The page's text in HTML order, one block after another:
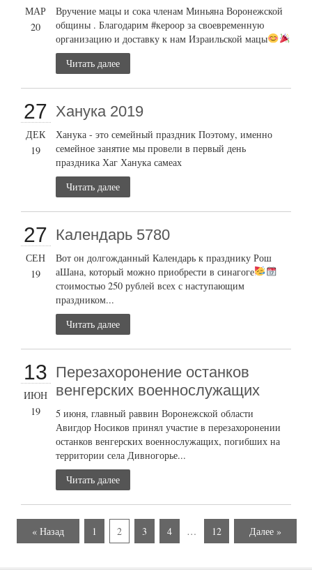
МАР
20
Вручение мацы и сока членам Миньяна Воронежской
общины . Благодарим #кероор за своевременную
организацию и доставку к нам Израильской мацы
Читать далее
27
ДЕК
19
Ханука 2019
Ханука - это семейный праздник Поэтому, именно
семейное занятие мы провели в первый день
праздника Хаг Ханука самеах
Читать далее
27
СЕН
19
Календарь 5780
Вот он долгожданный Календарь к празднику Рош
аШана, который можно приобрести в синагоге
стоимостью 250 рублей всех с наступающим
праздником...
Читать далее
13
ИЮН
19
Перезахоронение останков
венгерских военнослужащих
5 июня, главный раввин Воронежской области
Авигдор Носиков принял участие в перезахоронении
останков венгерских военнослужащих, погибших на
территории села Дивногорье...
Читать далее
« Назад 1 2 3 4 … 12 Далее »